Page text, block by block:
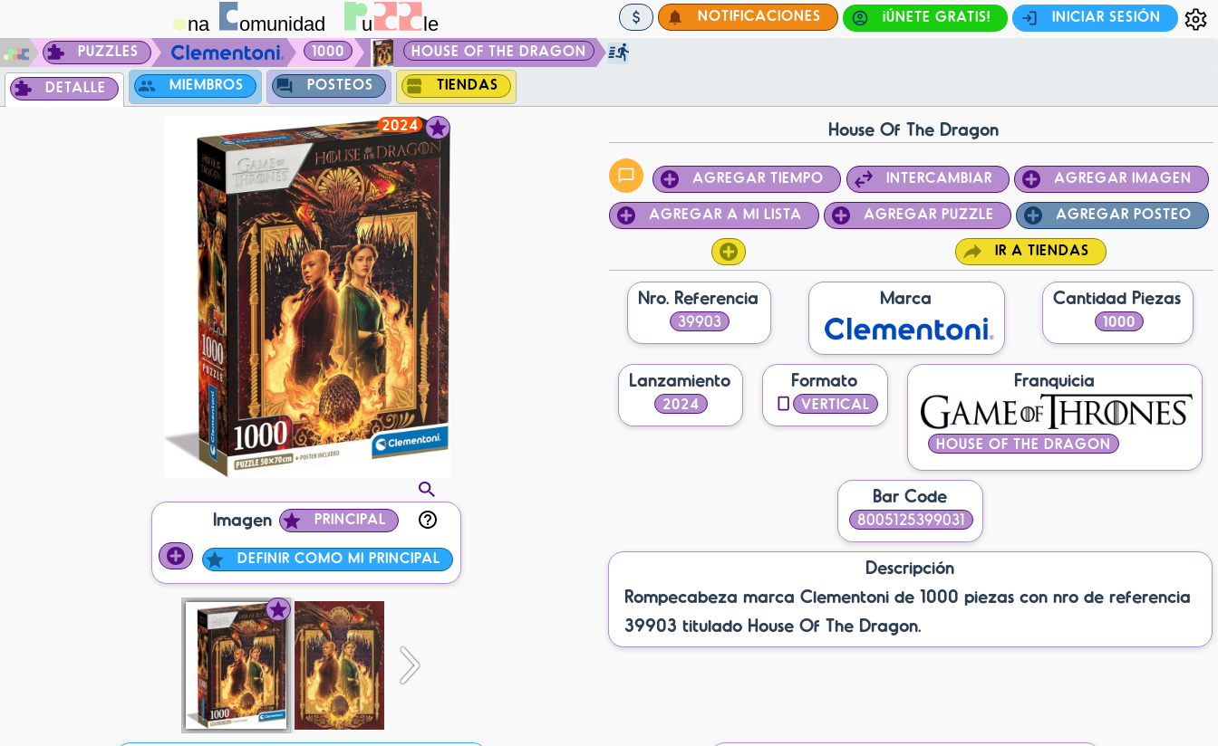
NOTIFICACIONES ¡ÚNETE GRATIS!
INICIAR SESIÓN
PUZZLES
1000 HOUSE OF THE DRAGON
DETALLE MIEMBROS POSTEOS TIENDAS
2024
Imagen PRINCIPAL
DEFINIR COMO MI PRINCIPAL
House Of The Dragon
AGREGAR TIEMPO INTERCAMBIAR AGREGAR IMAGEN
AGREGAR A MI LISTA AGREGAR PUZZLE AGREGAR POSTEO
IR A TIENDAS
Nro. Referencia
39903
Marca Cantidad Piezas
1000
Lanzamiento
2024
Formato
VERTICAL
Franquicia
HOUSE OF THE DRAGON
Bar Code
8005125399031
Descripción
Rompecabeza marca Clementoni de 1000 piezas con nro de referencia
39903 titulado House Of The Dragon.